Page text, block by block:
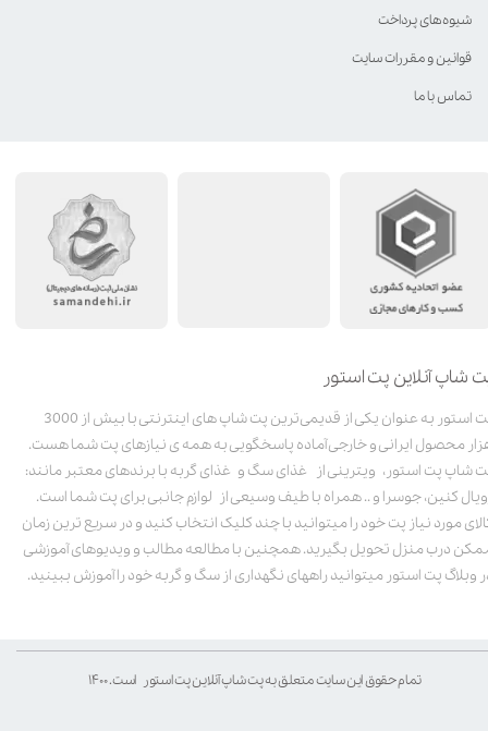
شاپ آنلاین پت استور
پت استور به عنوان یکی از قدیمی‌ترین پت شاپ های اینترنتی با بیش از 3000
محصول ایرانی و خارجی آماده پاسخگویی به همه ی نیازهای پت شما هست.
شاپ پت استور، ویترینی از غذای سگ و غذای گربه با برندهای معتبر مانند:
کنین، جوسرا و .. همراه با طیف وسیعی از لوازم جانبی برای پت شما است.
مورد نیاز پت خود را میتوانید با چند کلیک انتخاب کنید و در سریع ترین زمان
درب منزل تحویل بگیرید. همچنین با مطالعه مطالب و ویدیوهای آموزشی
وبلاگ پت استور میتوانید راههای نگهداری از سگ و گربه خود را آموزش ببینید.
تمام حقوق این سایت متعلق به پت شاپ آنلاین پت استور است. ۱۴۰۰
شیوه‌های پرداخت
قوانین و مقررات سایت
تماس با ما